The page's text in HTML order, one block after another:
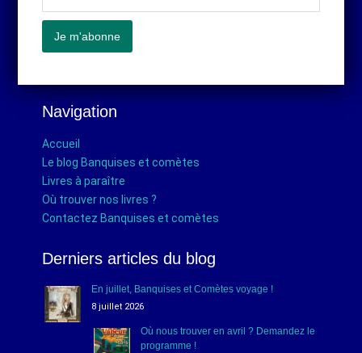
Navigation
Accueil
Le blog Banquises et comètes
Livres à paraître
Où trouver nos livres ?
Contactez Banquises et comètes
Derniers articles du blog
En juillet, Banquises et Comètes voyage !
8 juillet 2026
Où nous trouver en avril ? Demandez le
programme !